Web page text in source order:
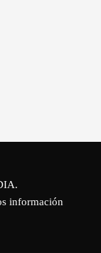
.
información